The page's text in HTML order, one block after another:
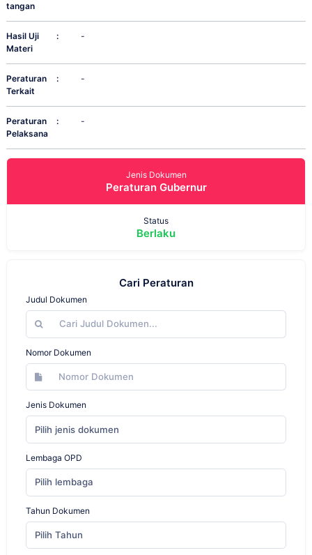
tangan
Hasil Uji
Materi
: -
Peraturan
Terkait
: -
Peraturan
Pelaksana
: -
Jenis Dokumen
Peraturan Gubernur
Status
Berlaku
Cari Peraturan
Judul Dokumen
Nomor Dokumen
Jenis Dokumen
Pilih jenis dokumen
Lembaga OPD
Pilih lembaga
Tahun Dokumen
Pilih Tahun